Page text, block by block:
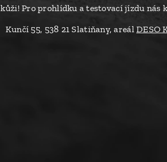
kůži! Pro prohlídku a testovací jízdu nás
Kunčí 55, 538 21 Slatiňany, areálDESO